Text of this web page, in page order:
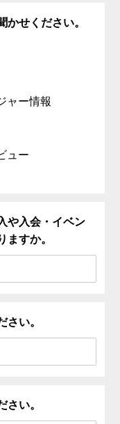
かせください。
ャー情報
ュー
や入会・イベン
ますか。
さい。
さい。